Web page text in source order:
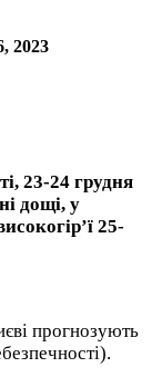
2023
23-24 грудня
дощі, у
25-
прогнозують